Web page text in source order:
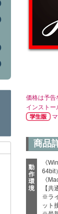
価格は予告
インストー
商品
動
作
環
境
《
64bit
《
【
※ラ
ット